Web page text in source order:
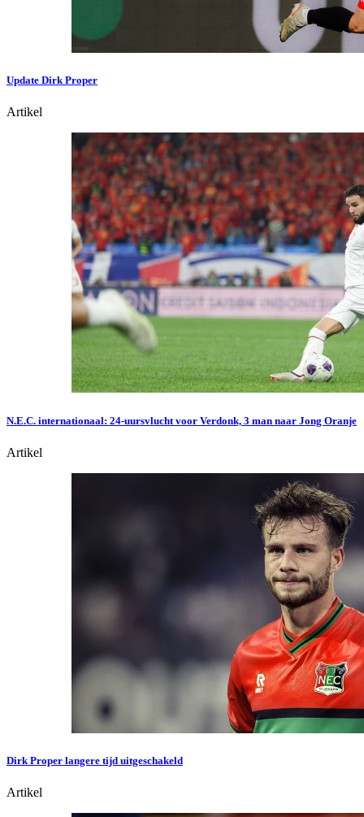
Update Dirk Proper
Artikel
N.E.C. internationaal: 24-uursvlucht voor Verdonk, 3 man naar Jong Oranje
Artikel
Dirk Proper langere tijd uitgeschakeld
Artikel